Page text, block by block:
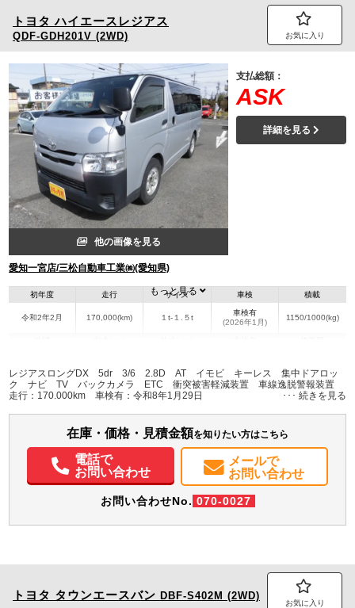
トヨタ ハイエースレジアス
QDF-GDH201V (2WD) お気に入り
他の画像を見る
愛知一宮店/三松自動車工業㈱(愛知県)
支払総額：
ASK
詳細を見る
初年度
令和2年2月
走行
170,000(km)
サイズ
１t-１.５t
車検
車検有
(2026年1月)
積載
1150/1000(kg)
愛知県 -
W:1,690
H:1,980
無
パワステ パワーウィンドウ ABS エアバッグ
集中ドアロック
カーナビ
TV ETC バックモニター
取扱説明書（一部含む）
メンテナンスノート（保証書）
もっと見る
レジアスロングDX 5dr 3/6 2.8D AT イモビ キーレス 集中ドアロッ
ク ナビ TV バックカメラ ETC 衝突被害軽減装置 車線逸脱警報装置
走行：170.000km 車検有：令和8年1月29日
在庫・価格・見積金額を知りたい方はこちら
電話で
お問い合わせ
メールで
お問い合わせ
お問い合わせNo. 070-0027
トヨタ タウンエースバン DBF-S402M (2WD)
お気に入り